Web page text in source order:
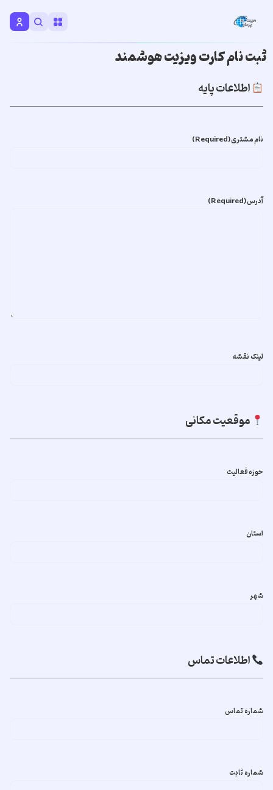
ثبت نام کارت ویزیت هوشمند
اطلاعات پایه
نام مشتری(Required)
آدرس(Required)
لینک نقشه
موقعیت مکانی
حوزه فعالیت
استان
شهر
اطلاعات تماس
شماره تماس
شماره ثابت